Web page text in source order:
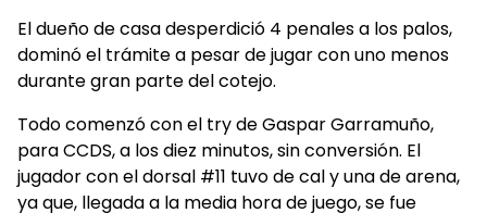
El dueño de casa desperdició 4 penales a los palos,
dominó el trámite a pesar de jugar con uno menos
durante gran parte del cotejo.
Todo comenzó con el try de Gaspar Garramuño,
para CCDS, a los diez minutos, sin conversión. El
jugador con el dorsal #11 tuvo de cal y una de arena,
ya que, llegada a la media hora de juego, se fue